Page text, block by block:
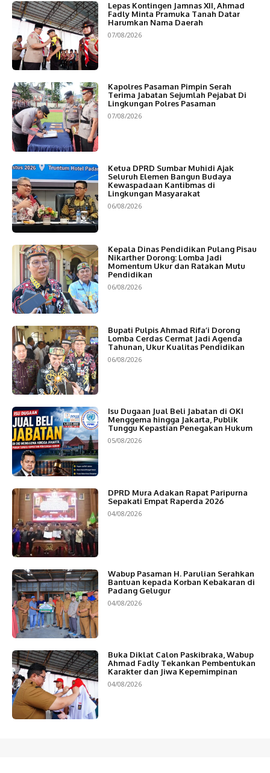
Lepas Kontingen Jamnas XII, Ahmad
Fadly Minta Pramuka Tanah Datar
Harumkan Nama Daerah
07/08/2026
Kapolres Pasaman Pimpin Serah
Terima Jabatan Sejumlah Pejabat Di
Lingkungan Polres Pasaman
07/08/2026
Ketua DPRD Sumbar Muhidi Ajak
Seluruh Elemen Bangun Budaya
Kewaspadaan Kantibmas di
Lingkungan Masyarakat
06/08/2026
Kepala Dinas Pendidikan Pulang Pisau
Nikarther Dorong: Lomba Jadi
Momentum Ukur dan Ratakan Mutu
Pendidikan
06/08/2026
Bupati Pulpis Ahmad Rifa’i Dorong
Lomba Cerdas Cermat Jadi Agenda
Tahunan, Ukur Kualitas Pendidikan
06/08/2026
Isu Dugaan Jual Beli Jabatan di OKI
Menggema hingga Jakarta, Publik
Tunggu Kepastian Penegakan Hukum
05/08/2026
DPRD Mura Adakan Rapat Paripurna
Sepakati Empat Raperda 2026
04/08/2026
Wabup Pasaman H. Parulian Serahkan
Bantuan kepada Korban Kebakaran di
Padang Gelugur
04/08/2026
Buka Diklat Calon Paskibraka, Wabup
Ahmad Fadly Tekankan Pembentukan
Karakter dan Jiwa Kepemimpinan
04/08/2026